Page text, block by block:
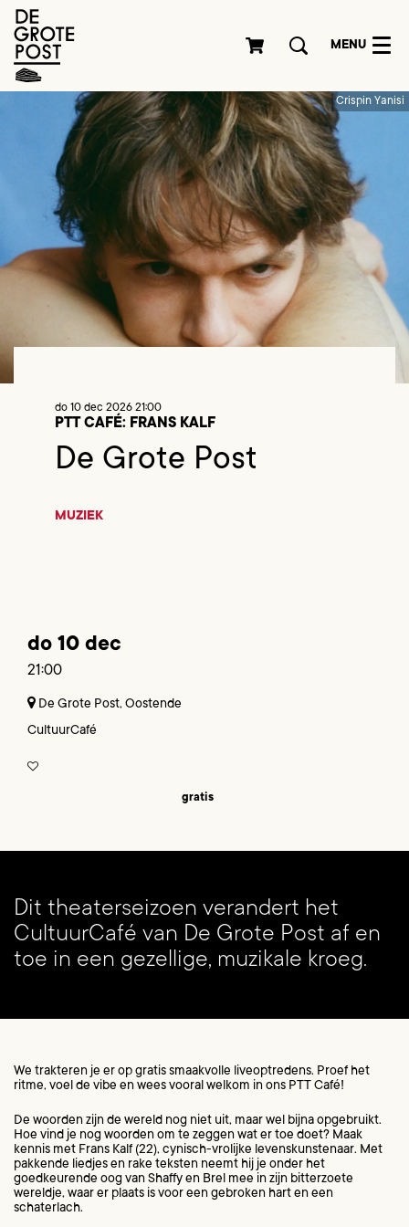
MENU
Crispin Yanisi
PTT CAFÉ: FRANS KALF
De Grote Post
do 10 dec 2026 21:00
MUZIEK
do 10 dec
21:00
De Grote Post, Oostende
CultuurCafé
gratis
Dit theaterseizoen verandert het
CultuurCafé van De Grote Post af en
toe in een gezellige, muzikale kroeg.
We trakteren je er op gratis smaakvolle liveoptredens. Proef het
ritme, voel de vibe en wees vooral welkom in ons PTT Café!
De woorden zijn de wereld nog niet uit, maar wel bijna opgebruikt.
Hoe vind je nog woorden om te zeggen wat er toe doet? Maak
kennis met Frans Kalf (22), cynisch-vrolijke levenskunstenaar. Met
pakkende liedjes en rake teksten neemt hij je onder het
goedkeurende oog van Shaffy en Brel mee in zijn bitterzoete
wereldje, waar er plaats is voor een gebroken hart en een
schaterlach.